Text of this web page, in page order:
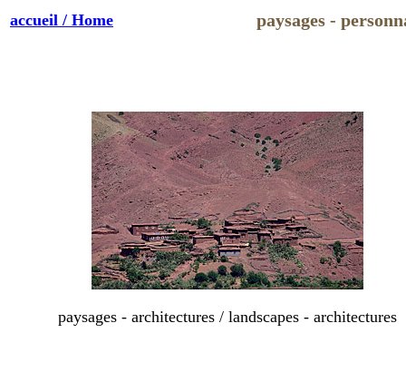
accueil / Home paysages -
paysages - architectures / landscapes - architectures